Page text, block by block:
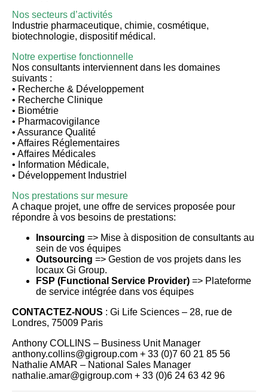
Nos secteurs d’activités
Industrie pharmaceutique, chimie, cosmétique,
biotechnologie, dispositif médical.
Notre expertise fonctionnelle
Nos consultants interviennent dans les domaines
suivants :
• Recherche & Développement
• Recherche Clinique
• Biométrie
• Pharmacovigilance
• Assurance Qualité
• Affaires Réglementaires
• Affaires Médicales
• Information Médicale,
• Développement Industriel
Nos prestations sur mesure
A chaque projet, une offre de services proposée pour
répondre à vos besoins de prestations:
Insourcing => Mise à disposition de consultants au
sein de vos équipes
Outsourcing => Gestion de vos projets dans les
locaux Gi Group.
FSP (Functional Service Provider) => Plateforme
de service intégrée dans vos équipes
CONTACTEZ-NOUS : Gi Life Sciences – 28, rue de
Londres, 75009 Paris
Anthony COLLINS – Business Unit Manager
anthony.collins@gigroup.com + 33 (0)7 60 21 85 56
Nathalie AMAR – National Sales Manager
nathalie.amar@gigroup.com + 33 (0)6 24 63 42 96